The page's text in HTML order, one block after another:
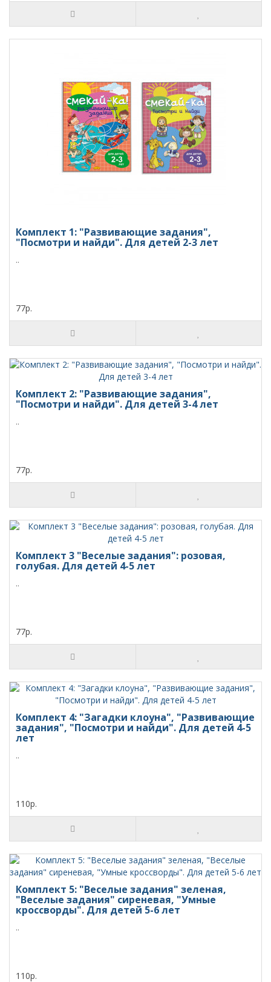
Комплект 1: "Развивающие задания",
"Посмотри и найди". Для детей 2-3 лет
..
77р.
Комплект 2: "Развивающие задания",
"Посмотри и найди". Для детей 3-4 лет
..
77р.
Комплект 3 "Веселые задания": розовая,
голубая. Для детей 4-5 лет
..
77р.
Комплект 4: "Загадки клоуна", "Развивающие
задания", "Посмотри и найди". Для детей 4-5
лет
..
110р.
Комплект 5: "Веселые задания" зеленая,
"Веселые задания" сиреневая, "Умные
кроссворды". Для детей 5-6 лет
..
110р.